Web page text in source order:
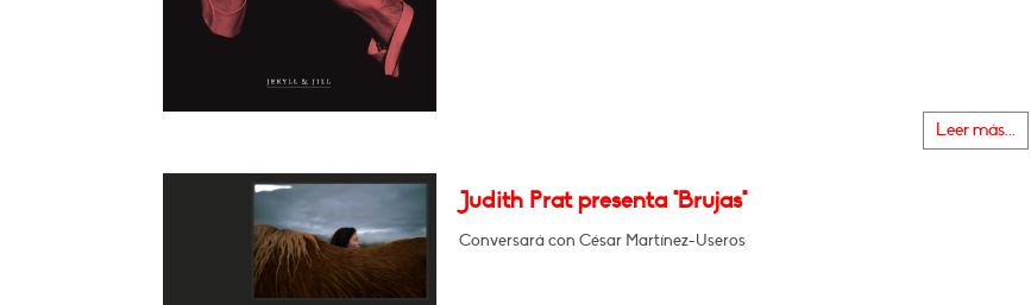
Leer más...
Judith Prat presenta "Brujas"
Conversará con César Martínez-Useros